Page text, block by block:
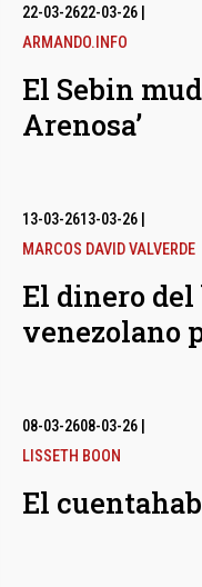
22-03-2622-03-26
ARMANDO.INFO
El Sebin
Arenosa’
13-03-2613-03-26
MARCOS DAVID VALVERDE
El dinero
venezolano
08-03-2608-03-26
LISSETH BOON
El